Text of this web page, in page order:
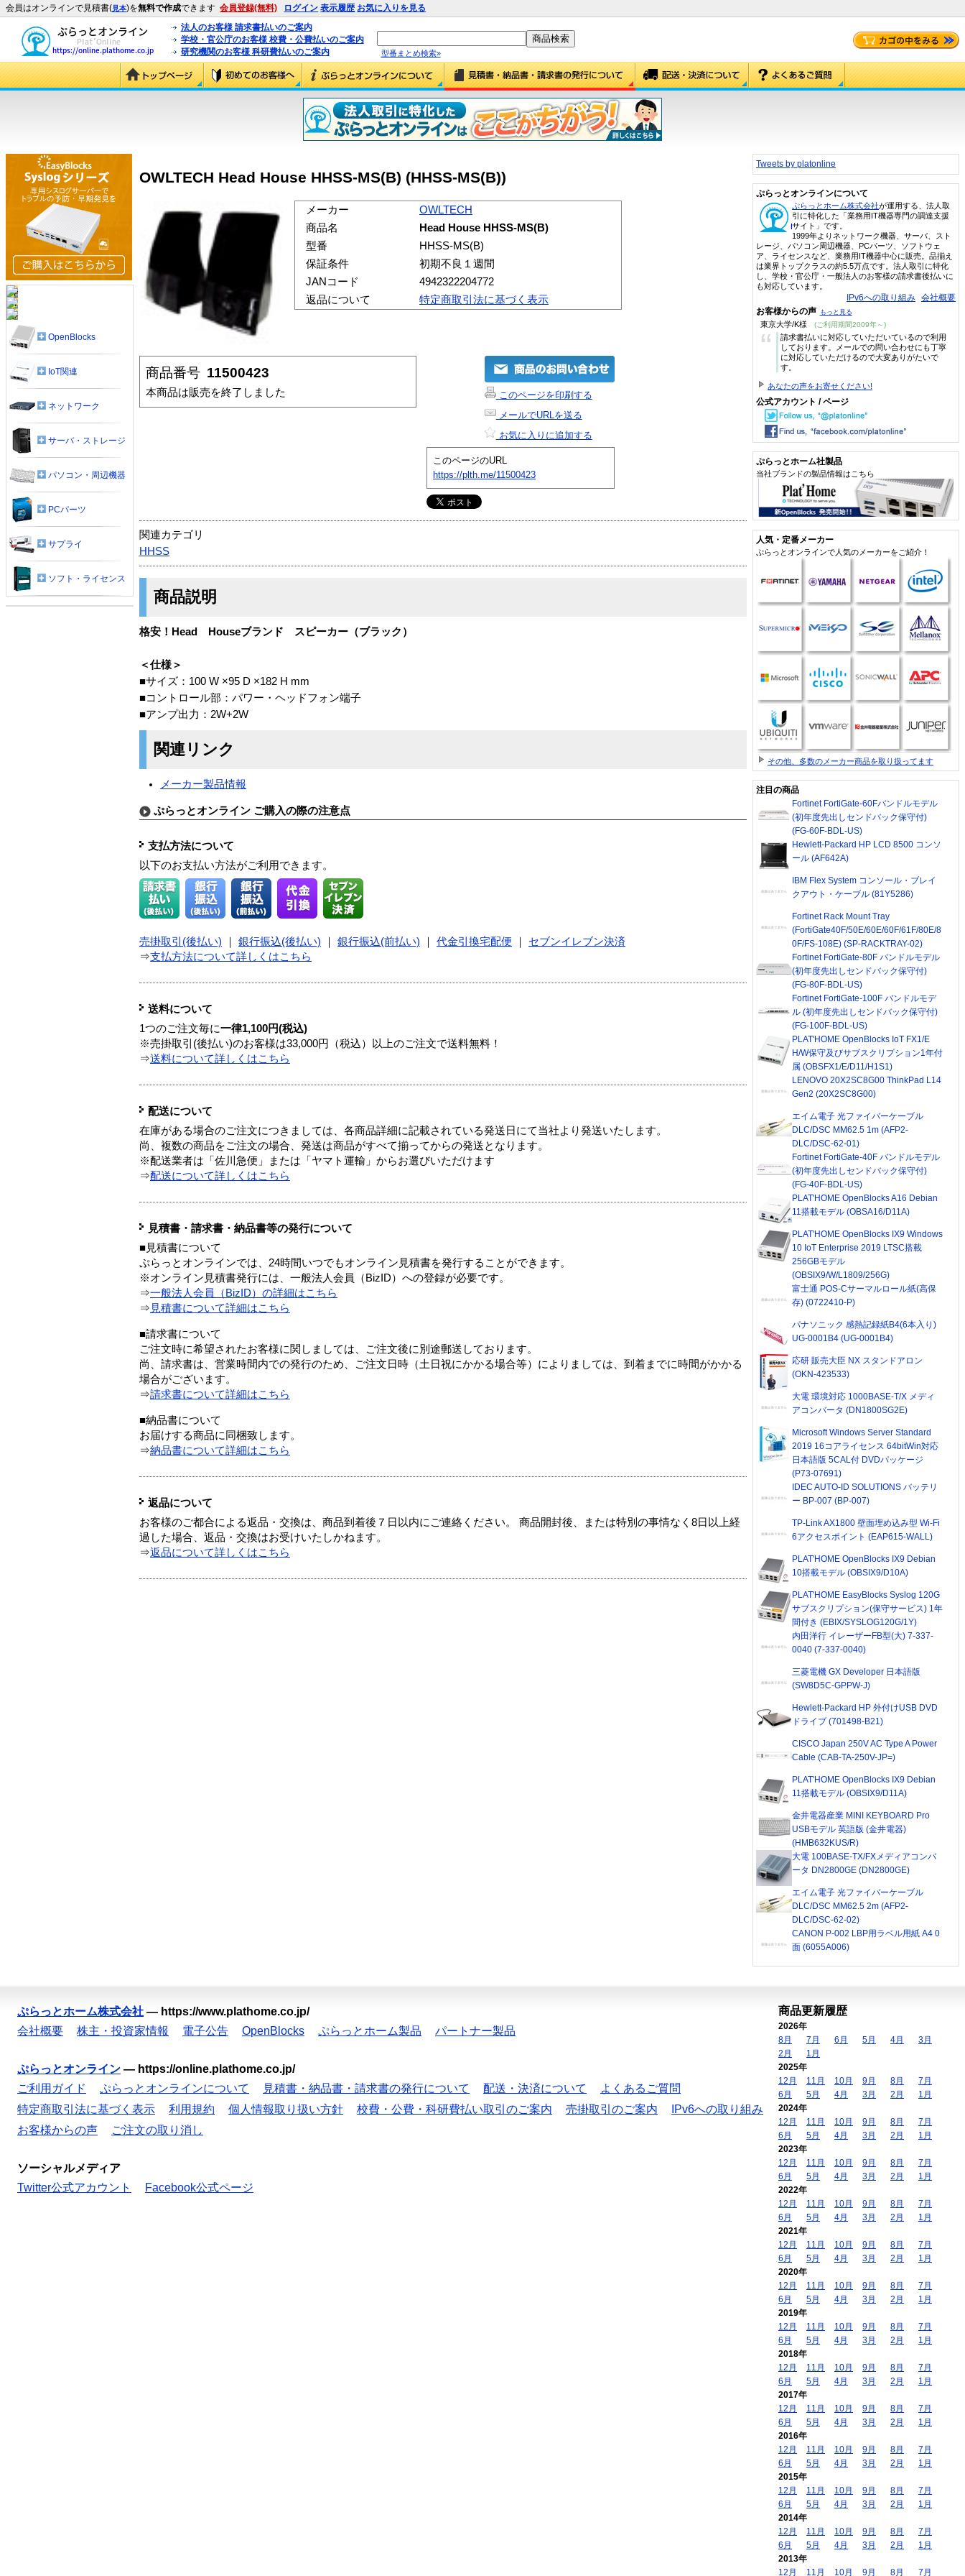
会員はオンラインで見積書(見本)を無料で作成できます 会員登録(無料) ログイン 表示履歴 お気に入りを見る
法人のお客様 請求書払いのご案内
学校・官公庁のお客様 校費・公費払いのご案内
研究機関のお客様 科研費払いのご案内
型番まとめ検索»
OWLTECH Head House HHSS-MS(B) (HHSS-MS(B))
メーカー
OWLTECH
商品名
Head House HHSS-MS(B)
型番
HHSS-MS(B)
保証条件
初期不良１週間
JANコード
4942322204772
返品について
特定商取引法に基づく表示
商品番号 11500423
本商品は販売を終了しました
このページを印刷する
メールでURLを送る
お気に入りに追加する
このページのURL
https://plth.me/11500423
関連カテゴリ
HHSS
商品説明
格安！Head Houseブランド スピーカー（ブラック）
＜仕様＞
■サイズ：100 W ×95 D ×182 H mm
■コントロール部：パワー・ヘッドフォン端子
■アンプ出力：2W+2W
関連リンク
メーカー製品情報
ぷらっとオンライン ご購入の際の注意点
支払方法について
以下のお支払い方法がご利用できます。
売掛取引(後払い) 銀行振込(後払い) 銀行振込(前払い) 代金引換宅配便
セブンイレブン決済
⇒支払方法について詳しくはこちら
送料について
1つのご注文毎に一律1,100円(税込)
※売掛取引(後払い)のお客様は33,000円（税込）以上のご注文で送料無料！
⇒送料について詳しくはこちら
配送について
在庫がある場合のご注文につきましては、各商品詳細に記載されている発送日にて当社より発送いたします。
尚、複数の商品をご注文の場合、発送は商品がすべて揃ってからの発送となります。
※配送業者は「佐川急便」または「ヤマト運輸」からお選びいただけます
⇒配送について詳しくはこちら
見積書・請求書・納品書等の発行について
■見積書について
ぷらっとオンラインでは、24時間いつでもオンライン見積書を発行することができます。
※オンライン見積書発行には、一般法人会員（BizID）への登録が必要です。
⇒一般法人会員（BizID）の詳細はこちら
⇒ 見積書について詳細はこちら
■請求書について
ご注文時に希望されたお客様に関しましては、ご注文後に別途郵送しております。
尚、請求書は、営業時間内での発行のため、ご注文日時（土日祝にかかる場合等）によりましては、到着までに時間がかかる
場合がございます。
⇒請求書について詳細はこちら
■納品書について
お届けする商品に同梱致します。
⇒納品書について詳細はこちら
返品について
お客様のご都合による返品・交換は、商品到着後７日以内にご連絡ください。 商品開封後、または特別の事情なく8日以上経
過した場合、返品・交換はお受けいたしかねます。
⇒返品について詳しくはこちら
OpenBlocks
IoT関連
ネットワーク
サーバ・ストレージ
パソコン・周辺機器
PCパーツ
サプライ
ソフト・ライセンス
Tweets by platonline
ぷらっとオンラインについて
ぷらっとホーム株式会社が運用する、法人取
引に特化した「業務用IT機器専門の調達支援
サイト」です。
1999年よりネットワーク機器、サーバ、スト
レージ、パソコン周辺機器、PCパーツ、ソフトウェ
ア、ライセンスなど、業務用IT機器中心に販売。品揃え
は業界トップクラスの約5.5万点です。法人取引に特化
し、学校・官公庁・一般法人のお客様の請求書後払いに
も対応しています。
IPv6への取り組み 会社概要
お客様からの声 もっと見る
東京大学/K様 (ご利用期間2009年～)
“
請求書払いに対応していただいているので利用
しております。メールでの問い合わせにも丁寧
に対応していただけるので大変ありがたいで
す。
あなたの声をお寄せください!
公式アカウント / ページ
ぷらっとホーム社製品
当社ブランドの製品情報はこちら
人気・定番メーカー
ぷらっとオンラインで人気のメーカーをご紹介！
その他、多数のメーカー商品を取り扱ってます
注目の商品
Fortinet FortiGate-60Fバンドルモデル
(初年度先出しセンドバック保守付)
(FG-60F-BDL-US)
Hewlett-Packard HP LCD 8500 コンソ
ール (AF642A)
IBM Flex System コンソール・ブレイ
クアウト・ケーブル (81Y5286)
Fortinet Rack Mount Tray
(FortiGate40F/50E/60E/60F/61F/80E/8
0F/FS-108E) (SP-RACKTRAY-02)
Fortinet FortiGate-80F バンドルモデル
(初年度先出しセンドバック保守付)
(FG-80F-BDL-US)
Fortinet FortiGate-100F バンドルモデ
ル (初年度先出しセンドバック保守付)
(FG-100F-BDL-US)
PLAT'HOME OpenBlocks IoT FX1/E
H/W保守及びサブスクリプション1年付
属 (OBSFX1/E/D11/H1S1)
LENOVO 20X2SC8G00 ThinkPad L14
Gen2 (20X2SC8G00)
エイム電子 光ファイバーケーブル
DLC/DSC MM62.5 1m (AFP2-
DLC/DSC-62-01)
Fortinet FortiGate-40F バンドルモデル
(初年度先出しセンドバック保守付)
(FG-40F-BDL-US)
PLAT'HOME OpenBlocks A16 Debian
11搭載モデル (OBSA16/D11A)
PLAT'HOME OpenBlocks IX9 Windows
10 IoT Enterprise 2019 LTSC搭載
256GBモデル
(OBSIX9/W/L1809/256G)
富士通 POS-Cサーマルロール紙(高保
存) (0722410-P)
パナソニック 感熱記録紙B4(6本入り)
UG-0001B4 (UG-0001B4)
応研 販売大臣 NX スタンドアロン
(OKN-423533)
大電 環境対応 1000BASE-T/X メディ
アコンバータ (DN1800SG2E)
Microsoft Windows Server Standard
2019 16コアライセンス 64bitWin対応
日本語版 5CAL付 DVDパッケージ
(P73-07691)
IDEC AUTO-ID SOLUTIONS バッテリ
ー BP-007 (BP-007)
TP-Link AX1800 壁面埋め込み型 Wi-Fi
6アクセスポイント (EAP615-WALL)
PLAT'HOME OpenBlocks IX9 Debian
10搭載モデル (OBSIX9/D10A)
PLAT'HOME EasyBlocks Syslog 120G
サブスクリプション(保守サービス) 1年
間付き (EBIX/SYSLOG120G/1Y)
内田洋行 イレーザーFB型(大) 7-337-
0040 (7-337-0040)
三菱電機 GX Developer 日本語版
(SW8D5C-GPPW-J)
Hewlett-Packard HP 外付けUSB DVD
ドライブ (701498-B21)
CISCO Japan 250V AC Type A Power
Cable (CAB-TA-250V-JP=)
PLAT'HOME OpenBlocks IX9 Debian
11搭載モデル (OBSIX9/D11A)
金井電器産業 MINI KEYBOARD Pro
USBモデル 英語版 (金井電器)
(HMB632KUS/R)
大電 100BASE-TX/FXメディアコンバ
ータ DN2800GE (DN2800GE)
エイム電子 光ファイバーケーブル
DLC/DSC MM62.5 2m (AFP2-
DLC/DSC-62-02)
CANON P-002 LBP用ラベル用紙 A4 0
面 (6055A006)
ぷらっとホーム株式会社 — https://www.plathome.co.jp/
会社概要
株主・投資家情報 電子公告 OpenBlocks ぷらっとホーム製品 パートナー製品
ぷらっとオンライン — https://online.plathome.co.jp/
ご利用ガイド
ぷらっとオンラインについて 見積書・納品書・請求書の発行について 配送・決済について
よくあるご質問
特定商取引法に基づく表示
利用規約 個人情報取り扱い方針 校費・公費・科研費払い取引のご案内 売掛取引のご案内
IPv6への取り組み
お客様からの声
ご注文の取り消し
ソーシャルメディア
Twitter公式アカウント
Facebook公式ページ
商品更新履歴
2026年
8月
7月 6月 5月 4月
3月
2月
1月
2025年
12月
11月 10月 9月 8月
7月
6月
5月 4月 3月 2月
1月
2024年
12月
11月 10月 9月 8月
7月
6月
5月 4月 3月 2月
1月
2023年
12月
11月 10月 9月 8月
7月
6月
5月 4月 3月 2月
1月
2022年
12月
11月 10月 9月 8月
7月
6月
5月 4月 3月 2月
1月
2021年
12月
11月 10月 9月 8月
7月
6月
5月 4月 3月 2月
1月
2020年
12月
11月 10月 9月 8月
7月
6月
5月 4月 3月 2月
1月
2019年
12月
11月 10月 9月 8月
7月
6月
5月 4月 3月 2月
1月
2018年
12月
11月 10月 9月 8月
7月
6月
5月 4月 3月 2月
1月
2017年
12月
11月 10月 9月 8月
7月
6月
5月 4月 3月 2月
1月
2016年
12月
11月 10月 9月 8月
7月
6月
5月 4月 3月 2月
1月
2015年
12月
11月 10月 9月 8月
7月
6月
5月 4月 3月 2月
1月
2014年
12月
11月 10月 9月 8月
7月
6月
5月 4月 3月 2月
1月
2013年
12月
11月 10月 9月 8月 7月